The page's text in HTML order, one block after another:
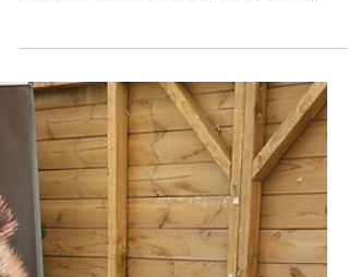
pu découvrir le rôle essentiel des
pollinisateurs grâce aux animations
immersives proposées par l’association
Erine.